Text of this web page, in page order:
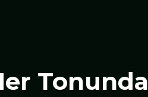
Tonunda